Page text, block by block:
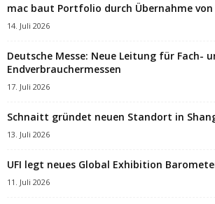
mac baut Portfolio durch Übernahme von
14. Juli 2026
Deutsche Messe: Neue Leitung für Fach-
Endverbrauchermessen
17. Juli 2026
Schnaitt gründet neuen Standort in
13. Juli 2026
UFI legt neues Global Exhibition
11. Juli 2026